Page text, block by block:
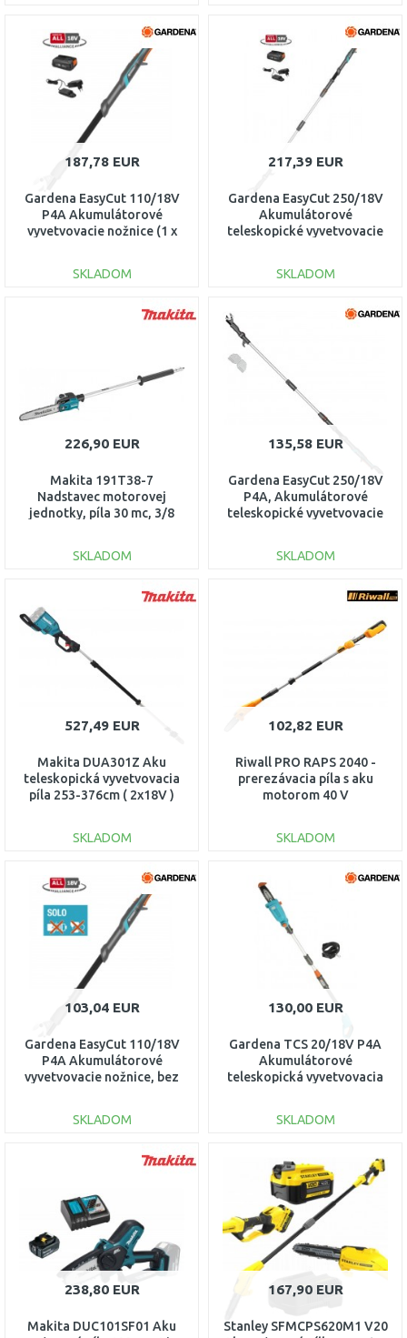
DO KOŠÍKA
Porovnať
DO KOŠÍKA
187,78 EUR
Gardena EasyCut 110/18V
P4A Akumulátorové
vyvetvovacie nožnice (1 x
SKLADOM
DO KOŠÍKA
217,39 EUR
Gardena EasyCut 250/18V
Akumulátorové
teleskopické vyvetvovacie
SKLADOM
DO KOŠÍKA
226,90 EUR
Makita 191T38-7
Nadstavec motorovej
jednotky, píla 30 mc, 3/8
SKLADOM
DO KOŠÍKA
135,58 EUR
Gardena EasyCut 250/18V
P4A, Akumulátorové
teleskopické vyvetvovacie
SKLADOM
DO KOŠÍKA
527,49 EUR
Makita DUA301Z Aku
teleskopická vyvetvovacia
píla 253-376cm ( 2x18V )
SKLADOM
DO KOŠÍKA
Porovnať
102,82 EUR
Riwall PRO RAPS 2040 -
prerezávacia píla s aku
motorom 40 V
SKLADOM
DO KOŠÍKA
103,04 EUR
Gardena EasyCut 110/18V
P4A Akumulátorové
vyvetvovacie nožnice, bez
SKLADOM
DO KOŠÍKA
Porovnať
130,00 EUR
Gardena TCS 20/18V P4A
Akumulátorové
teleskopická vyvetvovacia
SKLADOM
DO KOŠÍKA
Porovnať
238,80 EUR
Makita DUC101SF01 Aku
167,90 EUR
Stanley SFMCPS620M1 V20